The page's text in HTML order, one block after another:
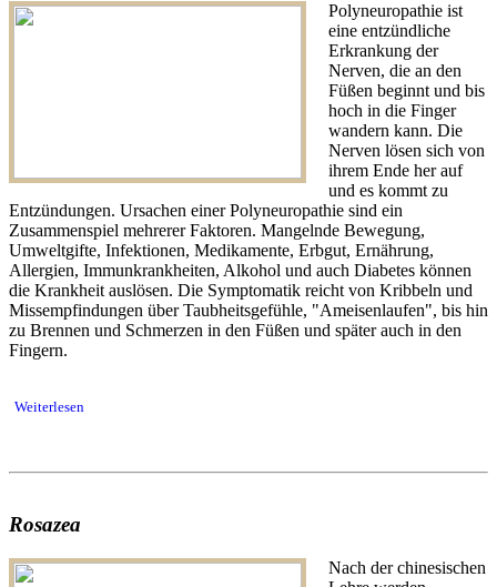
Polyneuropathie ist
eine entzündliche
Erkrankung der
Nerven, die an den
Füßen beginnt und bis
hoch in die Finger
wandern kann. Die
Nerven lösen sich von
ihrem Ende her auf
und es kommt zu
Entzündungen. Ursachen einer Polyneuropathie sind ein
Zusammenspiel mehrerer Faktoren. Mangelnde Bewegung,
Umweltgifte, Infektionen, Medikamente, Erbgut, Ernährung,
Allergien, Immunkrankheiten, Alkohol und auch Diabetes können
die Krankheit auslösen. Die Symptomatik reicht von Kribbeln und
Missempfindungen über Taubheitsgefühle, "Ameisenlaufen", bis hin
zu Brennen und Schmerzen in den Füßen und später auch in den
Fingern.
Weiterlesen
Rosazea
Nach der chinesischen